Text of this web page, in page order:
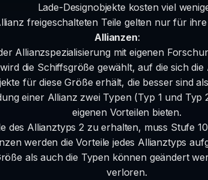
Lade-Designobjekte kosten viel
freigeschalteten Teile gelten nur für
Allianzen:
Allianzspezialisierung mit eigenen
die Schiffsgröße gewählt, auf die sich die
für diese Größe erhält, die besser sind
einer Allianz zwei Typen (Typ 1 und Typ
eigenen Vorteilen bieten.
des Allianztyps 2 zu erhalten, muss Stufe
werden die Vorteile jedes Allianztyps
als auch die Typen können geändert
verloren.